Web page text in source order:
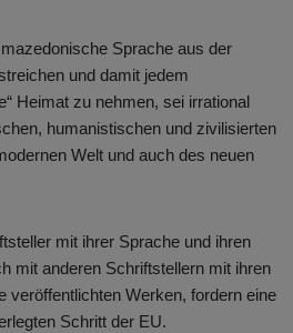
Sprache aus der
und damit jedem
Heimat zu nehmen, sei irrational
humanistischen und zivilisierten
Welt und auch des neuen
mit ihrer Sprache und ihren
mit anderen Schriftstellern mit ihren
veröffentlichten Werken, fordern eine
Schritt der EU.